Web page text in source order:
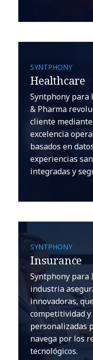
SYNTPHONY
Healthcare
Syntphony para
& Pharma
cliente
excelencia
basados en
experiencias
integradas y
SYNTPHONY
Insurance
Syntphony
industria
innovadoras,
competitividad
personalizadas
navega por los
tecnológicos.